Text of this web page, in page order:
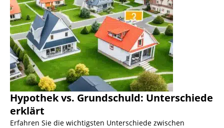
Hypothek vs. Grundschuld: Unterschiede
erklärt
Erfahren Sie die wichtigsten Unterschiede zwischen